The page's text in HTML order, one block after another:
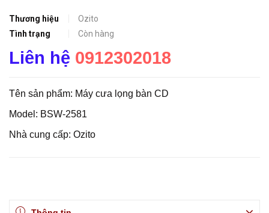
Thương hiệu
Ozito
Tình trạng
Còn hàng
Liên hệ 0912302018
Tên sản phẩm: Máy cưa lọng bàn CD
Model: BSW-2581
Nhà cung cấp: Ozito